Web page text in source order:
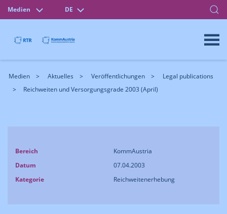
Medien DE
Medien Aktuelles Veröffentlichungen
Legal publications
Reichweiten und Versorgungsgrade 2003 (April)
Bereich
KommAustria
Datum
07.04.2003
Kategorie
Reichweitenerhebung